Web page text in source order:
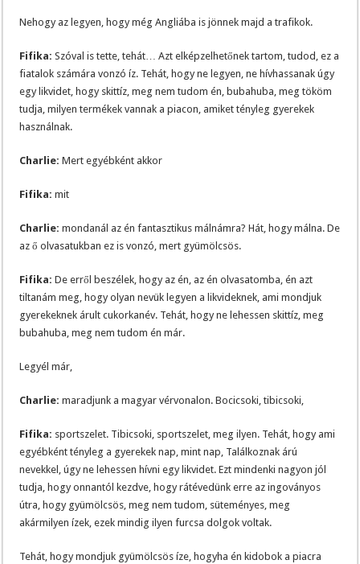
Nehogy az legyen, hogy még Angliába is jönnek majd a trafikok.
Fifika: Szóval is tette, tehát… Azt elképzelhetőnek tartom, tudod, ez a
fiatalok számára vonzó íz. Tehát, hogy ne legyen, ne hívhassanak úgy
egy likvidet, hogy skittíz, meg nem tudom én, bubahuba, meg tököm
tudja, milyen termékek vannak a piacon, amiket tényleg gyerekek
használnak.
Charlie: Mert egyébként akkor
Fifika: mit
Charlie: mondanál az én fantasztikus málnámra? Hát, hogy málna. De
az ő olvasatukban ez is vonzó, mert gyümölcsös.
Fifika: De erről beszélek, hogy az én, az én olvasatomba, én azt
tiltanám meg, hogy olyan nevük legyen a likvideknek, ami mondjuk
gyerekeknek árult cukorkanév. Tehát, hogy ne lehessen skittíz, meg
bubahuba, meg nem tudom én már.
Legyél már,
Charlie: maradjunk a magyar vérvonalon. Bocicsoki, tibicsoki,
Fifika: sportszelet. Tibicsoki, sportszelet, meg ilyen. Tehát, hogy ami
egyébként tényleg a gyerekek nap, mint nap, Találkoznak árú
nevekkel, úgy ne lehessen hívni egy likvidet. Ezt mindenki nagyon jól
tudja, hogy onnantól kezdve, hogy rátévedünk erre az ingoványos
útra, hogy gyümölcsös, meg nem tudom, süteményes, meg
akármilyen ízek, ezek mindig ilyen furcsa dolgok voltak.
Tehát, hogy mondjuk gyümölcsös íze, hogyha én kidobok a piacra